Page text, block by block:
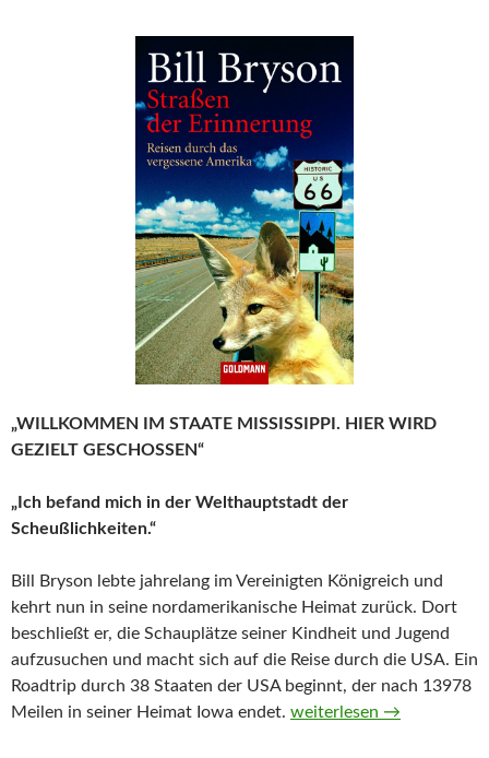
„WILLKOMMEN IM STAATE MISSISSIPPI. HIER WIRD
GEZIELT GESCHOSSEN“
„Ich befand mich in der Welthauptstadt der
Scheußlichkeiten.“
Bill Bryson lebte jahrelang im Vereinigten Königreich und
kehrt nun in seine nordamerikanische Heimat zurück. Dort
beschließt er, die Schauplätze seiner Kindheit und Jugend
aufzusuchen und macht sich auf die Reise durch die USA. Ein
Roadtrip durch 38 Staaten der USA beginnt, der nach 13978
Meilen in seiner Heimat Iowa endet. Straßen der Erinnerung
weiterlesen →